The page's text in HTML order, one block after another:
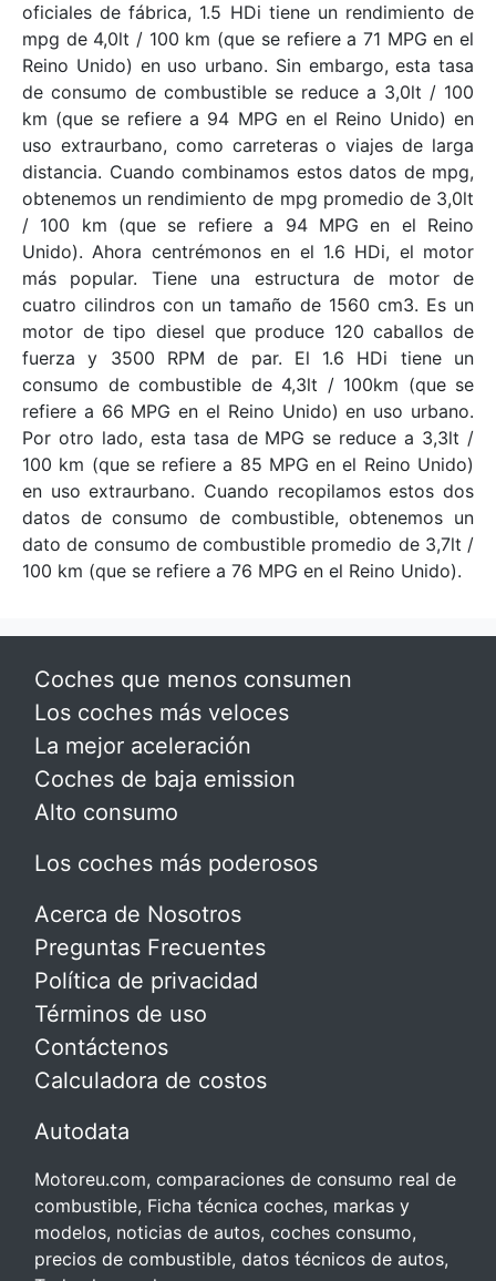
oficiales de fábrica, 1.5 HDi tiene un rendimiento de
mpg de 4,0lt / 100 km (que se refiere a 71 MPG en el
Reino Unido) en uso urbano. Sin embargo, esta tasa
de consumo de combustible se reduce a 3,0lt / 100
km (que se refiere a 94 MPG en el Reino Unido) en
uso extraurbano, como carreteras o viajes de larga
distancia. Cuando combinamos estos datos de mpg,
obtenemos un rendimiento de mpg promedio de 3,0lt
/ 100 km (que se refiere a 94 MPG en el Reino
Unido). Ahora centrémonos en el 1.6 HDi, el motor
más popular. Tiene una estructura de motor de
cuatro cilindros con un tamaño de 1560 cm3. Es un
motor de tipo diesel que produce 120 caballos de
fuerza y ​​3500 RPM de par. El 1.6 HDi tiene un
consumo de combustible de 4,3lt / 100km (que se
refiere a 66 MPG en el Reino Unido) en uso urbano.
Por otro lado, esta tasa de MPG se reduce a 3,3lt /
100 km (que se refiere a 85 MPG en el Reino Unido)
en uso extraurbano. Cuando recopilamos estos dos
datos de consumo de combustible, obtenemos un
dato de consumo de combustible promedio de 3,7lt /
100 km (que se refiere a 76 MPG en el Reino Unido).
Coches que menos consumen
Los coches más veloces
La mejor aceleración
Coches de baja emission
Alto consumo
Los coches más poderosos
Acerca de Nosotros
Preguntas Frecuentes
Política de privacidad
Términos de uso
Contáctenos
Calculadora de costos
Autodata
Motoreu.com, comparaciones de consumo real de
combustible, Ficha técnica coches, markas y
modelos, noticias de autos, coches consumo,
precios de combustible, datos técnicos de autos,